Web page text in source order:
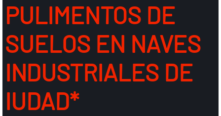
PULIMENTOS DE
SUELOS EN NAVES
INDUSTRIALES DE
IUDAD*